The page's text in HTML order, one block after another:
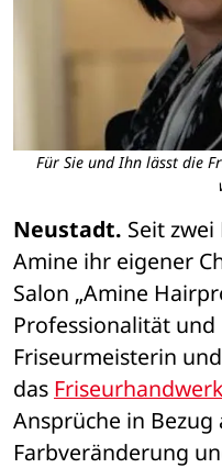
Für Sie und Ihn lässt die
Neustadt. Seit
Amine ihr eigener
Salon „Amine
Professionalität
Friseurmeisterin
das Friseurhandwerk
Ansprüche in
Farbveränderung